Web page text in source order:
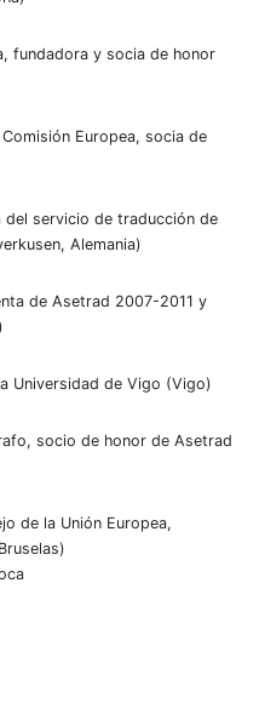
fundadora y socia de honor
Europea, socia de
servicio de traducción de
Alemania)
de Asetrad 2007-2011 y
Universidad de Vigo (Vigo)
socio de honor de Asetrad
de la Unión Europea,